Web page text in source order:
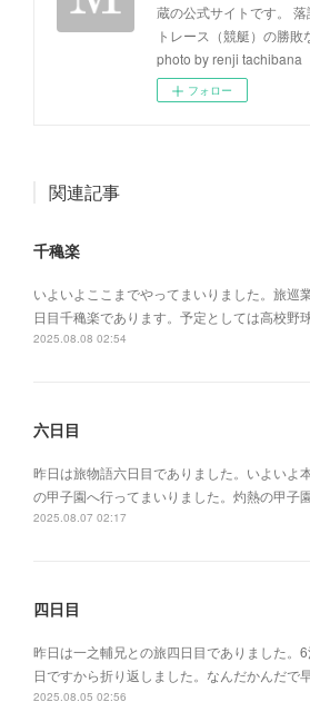
蔵の公式サイトです。
トレース（競艇）の勝敗
photo by renji tachibana
フォロー
関連記事
千穐楽
いよいよここまでやってまいりました。旅巡
日目千穐楽であります。予定としては高校野
2025.08.08 02:54
六日目
昨日は旅物語六日目でありました。いよいよ
の甲子園へ行ってまいりました。灼熱の甲子
2025.08.07 02:17
四日目
昨日は一之輔兄との旅四日目でありました。
日ですから折り返しました。なんだかんだで
2025.08.05 02:56